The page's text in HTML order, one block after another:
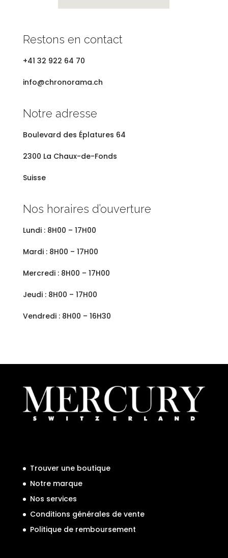
Restons en contact
+41 32 922 64 70
info@chronorama.ch
Notre adresse
Boulevard des Éplatures 64
2300 La Chaux-de-Fonds
Suisse
Nos horaires d’ouverture
Lundi : 8H00 – 17H00
Mardi : 8H00 – 17H00
Mercredi : 8H00 – 17H00
Jeudi : 8H00 – 17H00
Vendredi : 8H00 – 16H30
Trouver une boutique
Notre marque
Nos services
Conditions générales de vente
Politique de remboursement